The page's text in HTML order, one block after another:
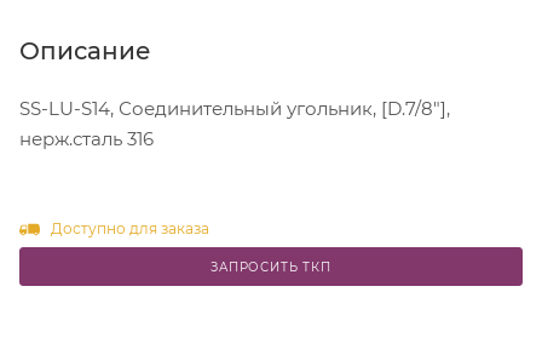
Описание
SS-LU-S14, Соединительный угольник, [D.7/8"],
нерж.сталь 316
Доступно для заказа
ЗАПРОСИТЬ ТКП